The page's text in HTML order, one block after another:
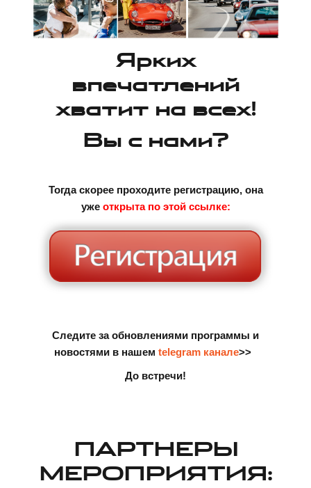
Ярких
впечатлений
хватит на всех!
Вы с нами?
Тогда скорее проходите регистрацию, она
уже открыта по этой ссылке:
Следите за обновлениями программы и
новостями в нашем telegram канале>>
До встречи!
ПАРТНЕРЫ
МЕРОПРИЯТИЯ: